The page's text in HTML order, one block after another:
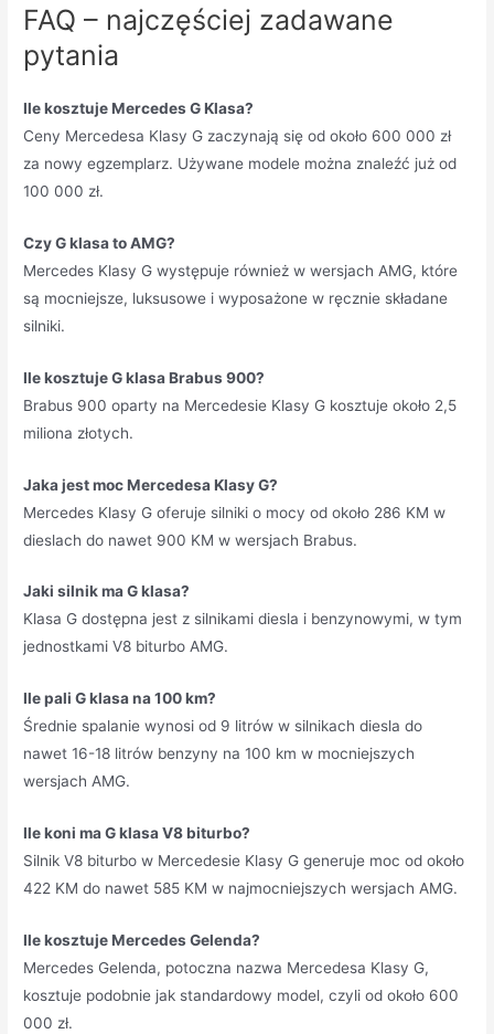
FAQ – najczęściej zadawane
pytania
Ile kosztuje Mercedes G Klasa?
Ceny Mercedesa Klasy G zaczynają się od około 600 000 zł
za nowy egzemplarz. Używane modele można znaleźć już od
100 000 zł.
Czy G klasa to AMG?
Mercedes Klasy G występuje również w wersjach AMG, które
są mocniejsze, luksusowe i wyposażone w ręcznie składane
silniki.
Ile kosztuje G klasa Brabus 900?
Brabus 900 oparty na Mercedesie Klasy G kosztuje około 2,5
miliona złotych.
Jaka jest moc Mercedesa Klasy G?
Mercedes Klasy G oferuje silniki o mocy od około 286 KM w
dieslach do nawet 900 KM w wersjach Brabus.
Jaki silnik ma G klasa?
Klasa G dostępna jest z silnikami diesla i benzynowymi, w tym
jednostkami V8 biturbo AMG.
Ile pali G klasa na 100 km?
Średnie spalanie wynosi od 9 litrów w silnikach diesla do
nawet 16-18 litrów benzyny na 100 km w mocniejszych
wersjach AMG.
Ile koni ma G klasa V8 biturbo?
Silnik V8 biturbo w Mercedesie Klasy G generuje moc od około
422 KM do nawet 585 KM w najmocniejszych wersjach AMG.
Ile kosztuje Mercedes Gelenda?
Mercedes Gelenda, potoczna nazwa Mercedesa Klasy G,
kosztuje podobnie jak standardowy model, czyli od około 600
000 zł.